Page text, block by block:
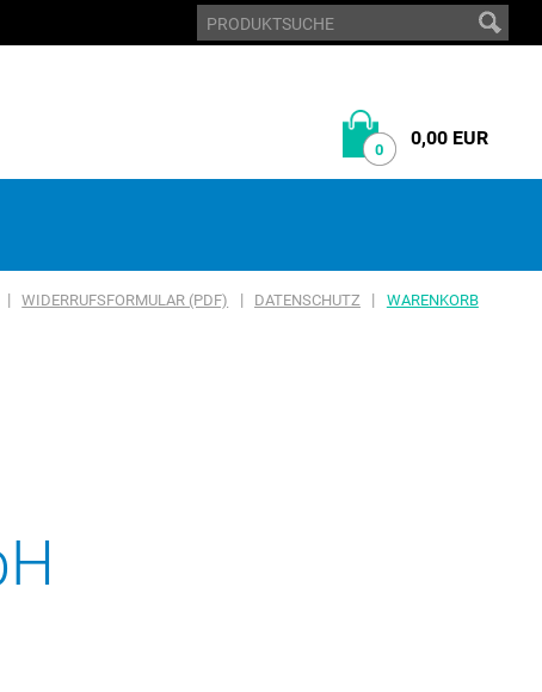
0 0,00 EUR
| WIDERRUFSFORMULAR (PDF) | DATENSCHUTZ | WARENKORB